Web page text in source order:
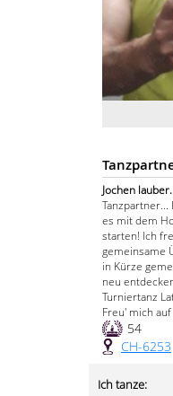
Jochen
es mit dem
starten! Ich
gemeinsame
in Kürze
neu
Turniertanz
Freu' mich
54
CH-6253
Ich tanze: